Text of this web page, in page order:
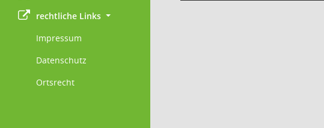
rechtliche Links
Impressum
Datenschutz
Ortsrecht